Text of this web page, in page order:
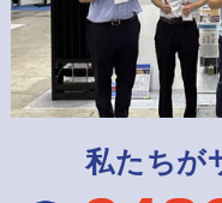
私たちが